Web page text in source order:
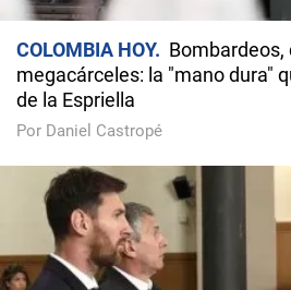
COLOMBIA HOY
Bombardeos,
megacárceles: la "mano dura"
de la Espriella
Por Daniel Castropé